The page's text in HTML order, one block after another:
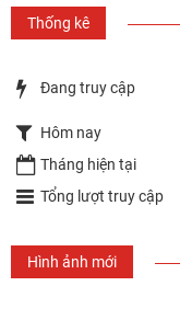
Thống kê
Đang truy cập
Hôm nay
Tháng hiện tại
Tổng lượt truy cập
Hình ảnh mới